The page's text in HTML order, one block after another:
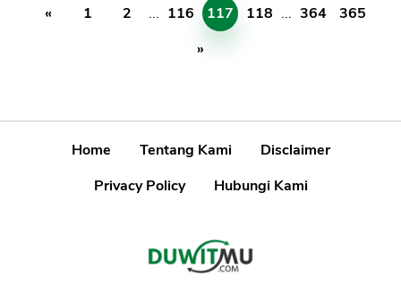
« 1 2 ... 116 117 118 ... 364
365
»
Home Tentang Kami
Disclaimer
Privacy Policy
Hubungi Kami